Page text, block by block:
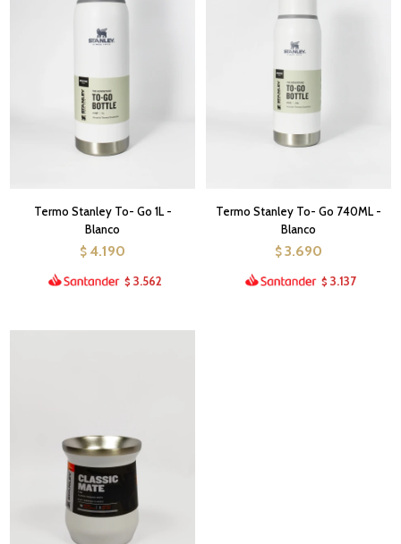
Termo Stanley To- Go 1L -
Blanco
$ 4.190
$ 3.562
Termo Stanley To- Go 740ML -
Blanco
$ 3.690
$ 3.137